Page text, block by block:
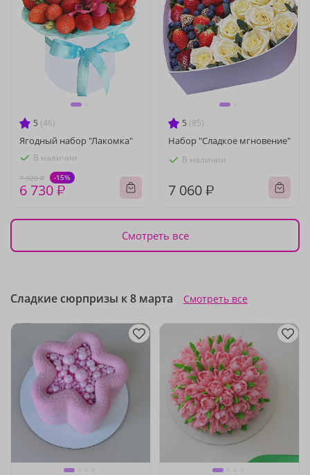
5 (46)
Ягодный набор "Лакомка"
В наличии
7 920 ₽ -15%
6 730 ₽
5 (85)
Набор "Сладкое мгновение"
В наличии
7 060 ₽
Смотреть все
Сладкие сюрпризы к 8 марта Смотреть все